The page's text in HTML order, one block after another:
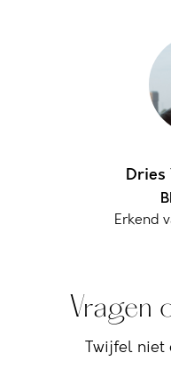
Dries
Erkend
Vragen
Twijfel niet